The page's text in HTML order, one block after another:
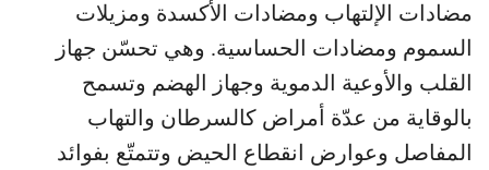
مضادات الإلتهاب ومضادات الأكسدة ومزيلات
السموم ومضادات الحساسية. وهي تحسّن جهاز
القلب والأوعية الدموية وجهاز الهضم وتسمح
بالوقاية من عدّة أمراض كالسرطان والتهاب
المفاصل وعوارض انقطاع الحيض وتتمتّع بفوائد